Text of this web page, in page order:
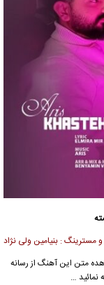
: بنیامین ولی نژاد
رسانه
نمائید …